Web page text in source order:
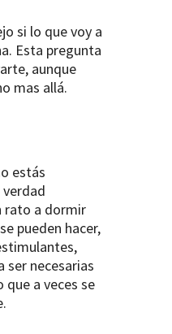
si lo que voy a
Esta pregunta
aunque
mas allá.
estás
rato a dormir
pueden hacer,
ser necesarias
que a veces se